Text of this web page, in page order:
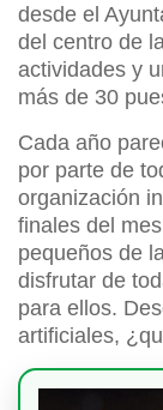
desde el
del centro de
actividades y
más de 30
Cada año
por parte de
organización
finales del
pequeños de
disfrutar de
para ellos.
artificiales,